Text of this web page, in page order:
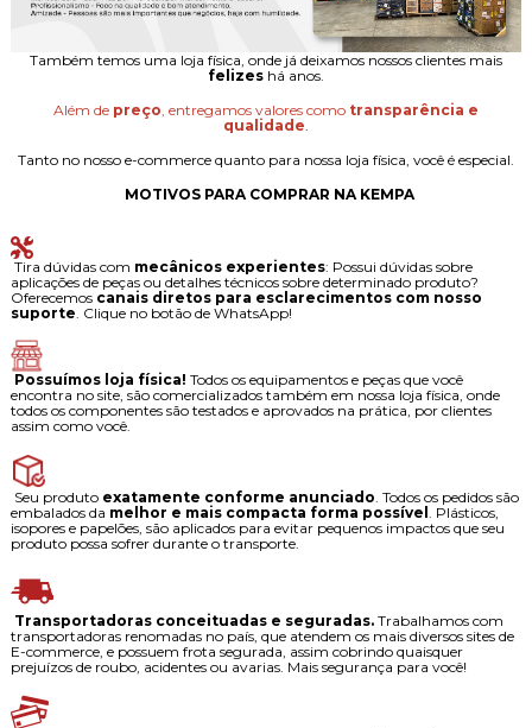
Também temos uma loja física, onde já deixamos nossos clientes mais
felizeshá anos.
Além de preço , entregamos valores como transparência e
qualidade
Tanto no nosso e-commerce quanto para nossa loja física, você é especial.
MOTIVOS PARA COMPRAR NA KEMPA
Tira dúvidas com mecânicos experientes: Possui dúvidas sobre
aplicações de peças ou detalhes técnicos sobre determinado produto?
Oferecemos canais diretos para esclarecimentos com nosso
suporte . Clique no botão de WhatsApp!
Possuímos loja física! Todos os equipamentos e peças que você
encontra no site, são comercializados também em nossa loja física, onde
todos os componentes são testados e aprovados na prática, por clientes
assim como você.
Seu produto exatamente conforme anunciado . Todos os pedidos são
embalados da melhor e mais compacta forma possível . Plásticos,
isopores e papelões, são aplicados para evitar pequenos impactos que seu
produto possa sofrer durante o transporte.
Transportadoras conceituadas e seguradas.Trabalhamos com
transportadoras renomadas no país, que atendem os mais diversos sites de
E-commerce, e possuem frota segurada, assim cobrindo quaisquer
prejuízos de roubo, acidentes ou avarias. Mais segurança para você!